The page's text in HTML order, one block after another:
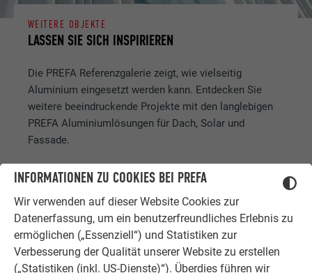
INFORMATIONEN ZU COOKIES BEI PREFA
Wir verwenden auf dieser Website Cookies zur
Datenerfassung, um ein benutzerfreundliches Erlebnis zu
ermöglichen („Essenziell“) und Statistiken zur
Verbesserung der Qualität unserer Website zu erstellen
(„Statistiken (inkl. US-Dienste)“). Überdies führen wir
LASSEN SIE SICH INSPIRIEREN
WEITERE OBJEKTE
Die PREFA Referenzgalerie zeigt, wie vielseitig
Aluminium eingesetzt werden kann. Entdecken Sie
weitere beeindruckende Projekte mit den langlebigen
PREFA Aluminiumlösungen für Dach, Solar und
Fassade.
MEHR REFERENZEN ANSEHEN